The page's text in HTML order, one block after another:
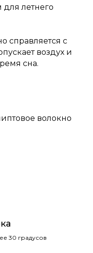
летнего
справляется с
воздух и
сна.
волокно
30 градусов